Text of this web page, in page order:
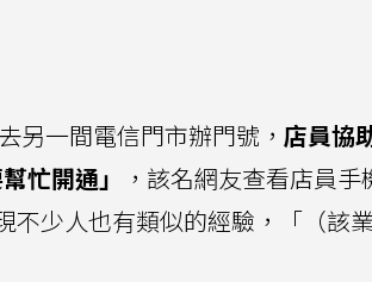
另一間電信門市辦門號， 店員協
忙開通」
，該名網友查看店員手
不少人也有類似的經驗，「（該